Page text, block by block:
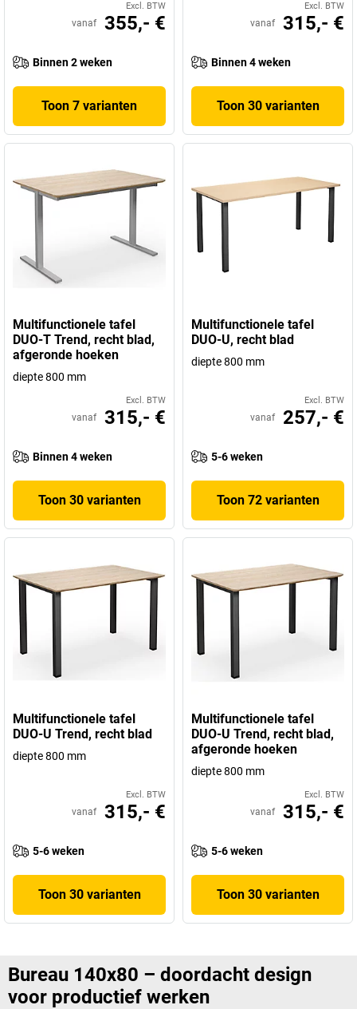
Excl. BTW
vanaf 355,- €
Binnen 2 weken
Toon 7 varianten
Excl. BTW
vanaf 315,- €
Binnen 4 weken
Toon 30 varianten
Multifunctionele tafel
DUO-T Trend, recht blad,
afgeronde hoeken
diepte 800 mm
Excl. BTW
vanaf 315,- €
Binnen 4 weken
Toon 30 varianten
Multifunctionele tafel
DUO-U, recht blad
diepte 800 mm
Excl. BTW
vanaf 257,- €
5-6 weken
Toon 72 varianten
Multifunctionele tafel
DUO-U Trend, recht blad
diepte 800 mm
Excl. BTW
vanaf 315,- €
5-6 weken
Toon 30 varianten
Multifunctionele tafel
DUO-U Trend, recht blad,
afgeronde hoeken
diepte 800 mm
Excl. BTW
vanaf 315,- €
5-6 weken
Toon 30 varianten
Bureau 140x80 – doordacht design
voor productief werken